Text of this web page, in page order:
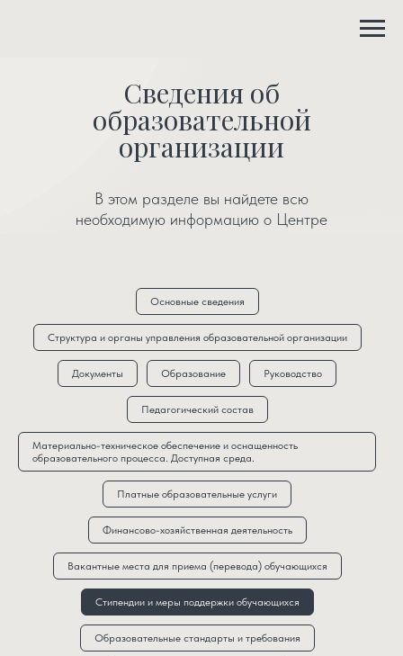
Сведения об
образовательной
организации
В этом разделе вы найдете всю
необходимую информацию о Центре
Основные сведения
Структура и органы управления образовательной организации
Документы Образование Руководство
Педагогический состав
Материально-техническое обеспечение и оснащенность
образовательного процесса. Доступная среда.
Платные образовательные услуги
Финансово-хозяйственная деятельность
Вакантные места для приема (перевода) обучающихся
Стипендии и меры поддержки обучающихся
Образовательные стандарты и требования